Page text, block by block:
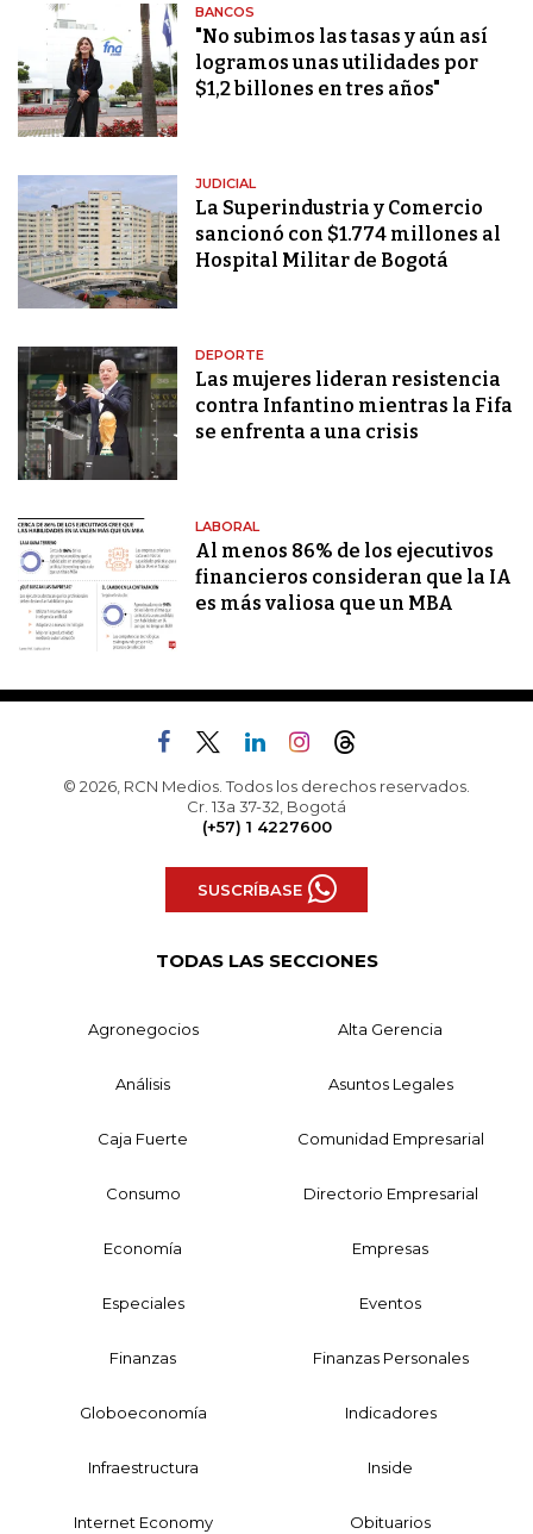
BANCOS
"No subimos las tasas y aún así
logramos unas utilidades por
$1,2 billones en tres años"
JUDICIAL
La Superindustria y Comercio
sancionó con $1.774 millones al
Hospital Militar de Bogotá
DEPORTE
Las mujeres lideran resistencia
contra Infantino mientras la Fifa
se enfrenta a una crisis
LABORAL
Al menos 86% de los ejecutivos
financieros consideran que la IA
es más valiosa que un MBA
© 2026, RCN Medios. Todos los derechos reservados.
Cr. 13a 37-32, Bogotá
(+57) 1 4227600
SUSCRÍBASE
TODAS LAS SECCIONES
Agronegocios Alta Gerencia
Análisis Asuntos Legales
Caja Fuerte Comunidad Empresarial
Consumo Directorio Empresarial
Economía Empresas
Especiales Eventos
Finanzas Finanzas Personales
Globoeconomía Indicadores
Infraestructura Inside
Internet Economy Obituarios